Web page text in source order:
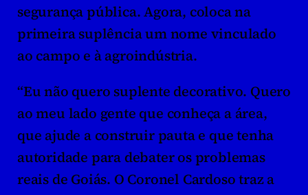
segurança pública. Agora, coloca na
primeira suplência um nome vinculado
ao campo e à agroindústria.
“Eu não quero suplente decorativo. Quero
ao meu lado gente que conheça a área,
que ajude a construir pauta e que tenha
autoridade para debater os problemas
reais de Goiás. O Coronel Cardoso traz a